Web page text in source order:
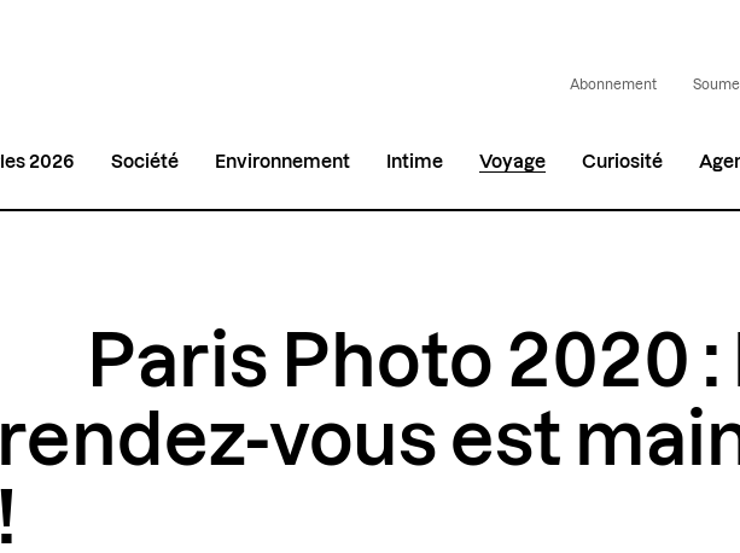
Abonnement
2026 Société Environnement Intime Voyage Curiosité
Paris Photo 2020 :
rendez-vous est
!